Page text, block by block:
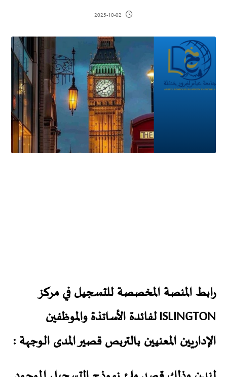
2025-10-02
رابط المنصة المخصصة للتسجيل في مركز
ISLINGTON لفائدة الأساتذة والموظفين
الإداريين المعنيين بالتربص قصير المدى الوجهة :